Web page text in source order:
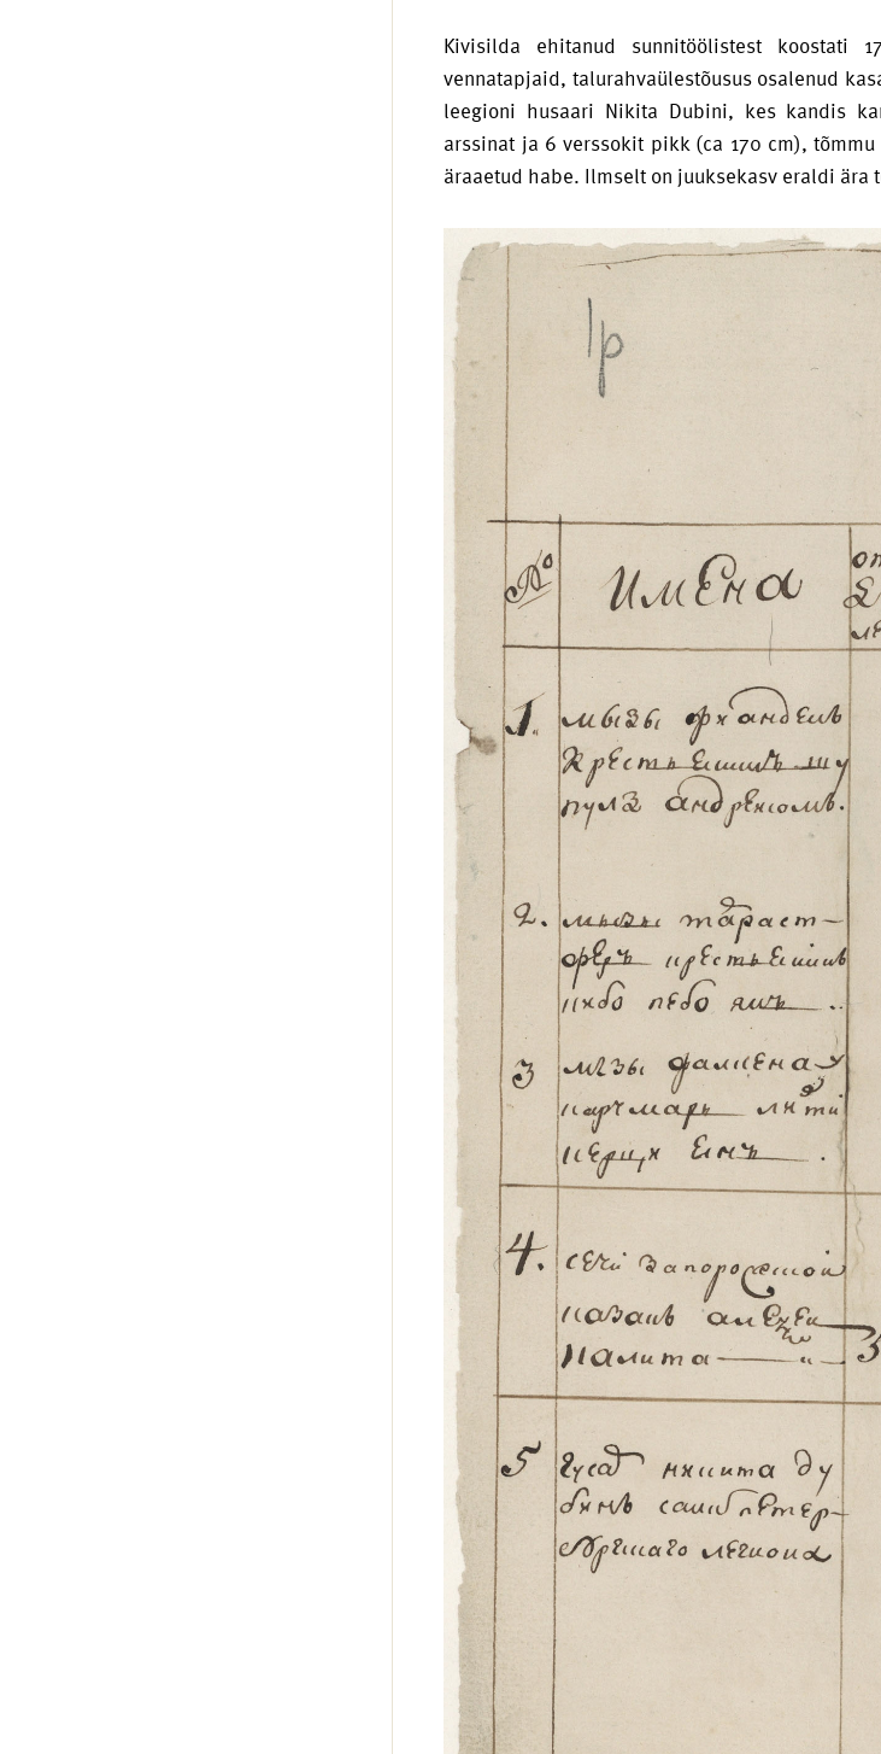
Kivisilda ehitanud sunnitöölistest
vennatapjaid, talurahvaülestõusus osalenud
leegioni husaari Nikita Dubini, kes kandis
arssinat ja 6 verssokit pikk (ca 170 cm),
äraaetud habe. Ilmselt on juuksekasv eraldi